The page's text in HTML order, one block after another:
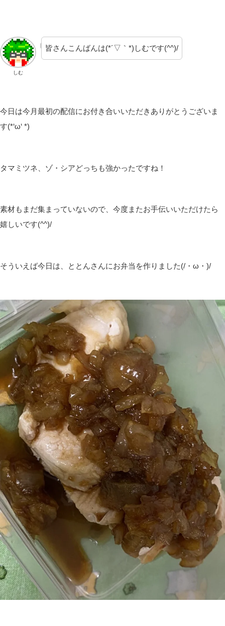
しむ
皆さんこんばんは(*´▽｀*)しむです(^^)/
今日は今月最初の配信にお付き合いいただきありがとうございま
す(*‘ω‘ *)
タマミツネ、ゾ・シアどっちも強かったですね！
素材もまだ集まっていないので、今度またお手伝いいただけたら
嬉しいです(^^)/
そういえば今日は、ととんさんにお弁当を作りました(/・ω・)/